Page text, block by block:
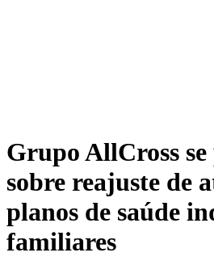
Grupo AllCross se
sobre reajuste de
planos de saúde
familiares